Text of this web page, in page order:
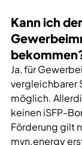
Kann ich
Ja, für
vergleichbarer
möglich.
keinen iSFP-
Förderung gilt
mvn.energy